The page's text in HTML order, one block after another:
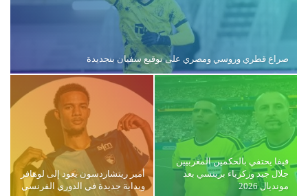
صراع قطري وروسي ومصري على توقيع سفيان بنجديدة
فيفا يحتفي بالحكمين المغربيين
جلال جيد وزكرياء برينسي بعد
مونديال 2026
أمير ريتشاردسون يعود إلى لوهافر
وبداية جديدة في الدوري الفرنسي